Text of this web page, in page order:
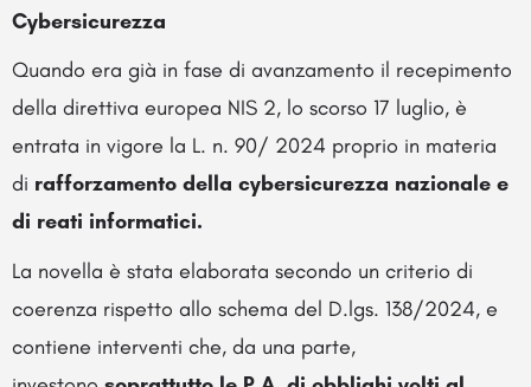
Cybersicurezza
Quando era già in fase di avanzamento il recepimento
della direttiva europea NIS 2, lo scorso 17 luglio, è
entrata in vigore la L. n. 90/ 2024 proprio in materia
di rafforzamento della cybersicurezza nazionale e
di reati informatici.
La novella è stata elaborata secondo un criterio di
coerenza rispetto allo schema del D.lgs. 138/2024, e
contiene interventi che, da una parte,